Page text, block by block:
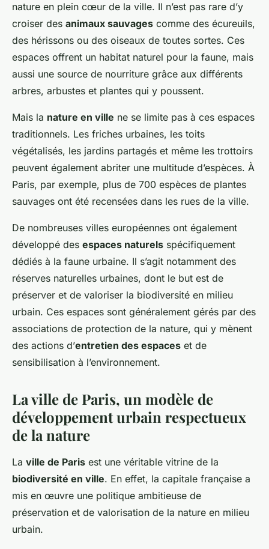
nature en plein cœur de la ville. Il n’est pas rare d’y
croiser des animaux sauvages comme des écureuils,
des hérissons ou des oiseaux de toutes sortes. Ces
espaces offrent un habitat naturel pour la faune, mais
aussi une source de nourriture grâce aux différents
arbres, arbustes et plantes qui y poussent.
Mais la nature en ville ne se limite pas à ces espaces
traditionnels. Les friches urbaines, les toits
végétalisés, les jardins partagés et même les trottoirs
peuvent également abriter une multitude d’espèces. À
Paris, par exemple, plus de 700 espèces de plantes
sauvages ont été recensées dans les rues de la ville.
De nombreuses villes européennes ont également
développé des espaces naturels spécifiquement
dédiés à la faune urbaine. Il s’agit notamment des
réserves naturelles urbaines, dont le but est de
préserver et de valoriser la biodiversité en milieu
urbain. Ces espaces sont généralement gérés par des
associations de protection de la nature, qui y mènent
des actions d’entretien des espaces et de
sensibilisation à l’environnement.
La ville de Paris, un modèle de
développement urbain respectueux
de la nature
La ville de Paris est une véritable vitrine de la
biodiversité en ville. En effet, la capitale française a
mis en œuvre une politique ambitieuse de
préservation et de valorisation de la nature en milieu
urbain.